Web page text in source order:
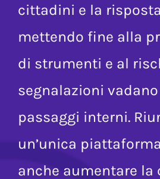
piattaforma le
cittadini e la
mettendo fine alla
di strumenti e al
segnalazioni vadano
passaggi interni.
un’unica